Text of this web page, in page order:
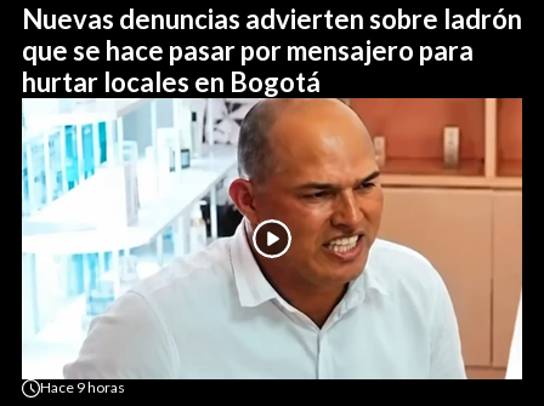
Nuevas denuncias advierten sobre ladrón
que se hace pasar por mensajero para
hurtar locales en Bogotá
Hace 9 horas